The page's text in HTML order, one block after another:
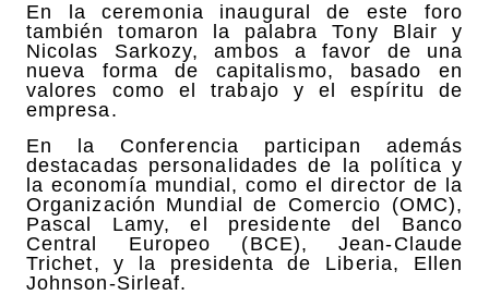
En la ceremonia inaugural de este foro
también tomaron la palabra Tony Blair y
Nicolas Sarkozy, ambos a favor de una
nueva forma de capitalismo, basado en
valores como el trabajo y el espíritu de
empresa.
En la Conferencia participan además
destacadas personalidades de la política y
la economía mundial, como el director de la
Organización Mundial de Comercio (OMC),
Pascal Lamy, el presidente del Banco
Central Europeo (BCE), Jean-Claude
Trichet, y la presidenta de Liberia, Ellen
Johnson-Sirleaf.